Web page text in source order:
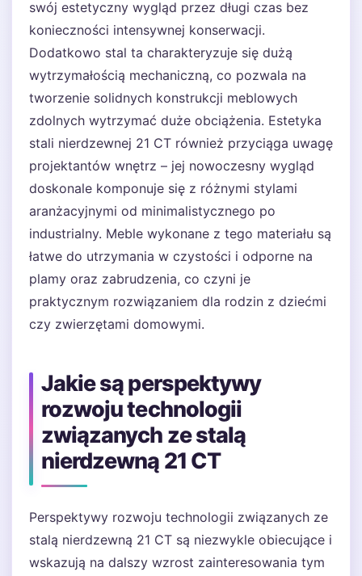
swój estetyczny wygląd przez długi czas bez
konieczności intensywnej konserwacji.
Dodatkowo stal ta charakteryzuje się dużą
wytrzymałością mechaniczną, co pozwala na
tworzenie solidnych konstrukcji meblowych
zdolnych wytrzymać duże obciążenia. Estetyka
stali nierdzewnej 21 CT również przyciąga uwagę
projektantów wnętrz – jej nowoczesny wygląd
doskonale komponuje się z różnymi stylami
aranżacyjnymi od minimalistycznego po
industrialny. Meble wykonane z tego materiału są
łatwe do utrzymania w czystości i odporne na
plamy oraz zabrudzenia, co czyni je
praktycznym rozwiązaniem dla rodzin z dziećmi
czy zwierzętami domowymi.
Jakie są perspektywy
rozwoju technologii
związanych ze stalą
nierdzewną 21 CT
Perspektywy rozwoju technologii związanych ze
stalą nierdzewną 21 CT są niezwykle obiecujące i
wskazują na dalszy wzrost zainteresowania tym